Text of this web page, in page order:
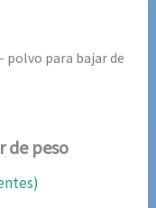
polvo para bajar de
de peso